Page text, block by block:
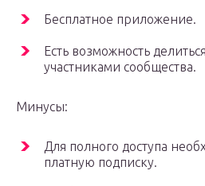
Бесплатное приложение.
Есть возможность
участниками сообщества.
Минусы:
Для полного доступа
платную подписку.